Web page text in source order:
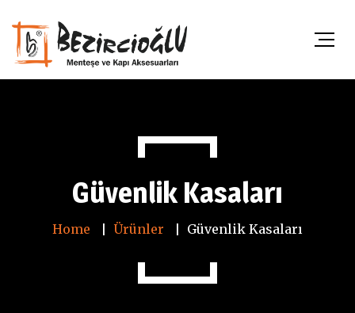
Güvenlik Kasaları
Home Ürünler Güvenlik Kasaları